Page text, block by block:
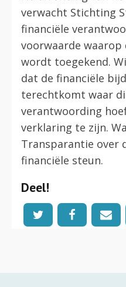
verwacht Stichting
financiële
voorwaarde waarop
wordt toegekend.
dat de financiële
terechtkomt waar
verantwoording
verklaring te zijn.
Transparantie over
financiële steun.
Deel!